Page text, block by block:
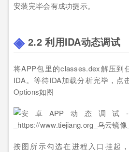
安装完毕会有成功提示。
2.2 利用IDA动态调试
将APP包里的classes.dex解压到
IDA。等待IDA加载分析完毕，点
Options如图
按图所示勾选在进程入口挂起